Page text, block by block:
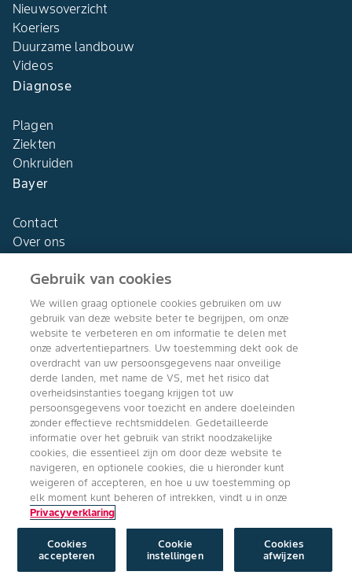
Nieuwsoverzicht
Koeriers
Duurzame landbouw
Videos
Diagnose
Plagen
Ziekten
Onkruiden
Bayer
Contact
Over ons
Agro Bayer
Nederland
Volg ons
Copyright © Bayer Crop Science 2024
Algemene Gebruiksvoorwaarden/Privacyverklaring/Imprint/Cookie
instellingen
Gebruik van cookies
We willen graag optionele cookies gebruiken om uw
gebruik van deze website beter te begrijpen, om onze
website te verbeteren en om informatie te delen met
onze advertentiepartners. Uw toestemming dekt ook de
overdracht van uw persoonsgegevens naar onveilige
derde landen, met name de VS, met het risico dat
overheidsinstanties toegang krijgen tot uw
persoonsgegevens voor toezicht en andere doeleinden
zonder effectieve rechtsmiddelen. Gedetailleerde
informatie over het gebruik van strikt noodzakelijke
cookies, die essentieel zijn om door deze website te
navigeren, en optionele cookies, die u hieronder kunt
weigeren of accepteren, en hoe u uw toestemming op
elk moment kunt beheren of intrekken, vindt u in onze
Privacyverklaring
Cookie
instellingen
Cookies
afwijzen
Cookies
accepteren